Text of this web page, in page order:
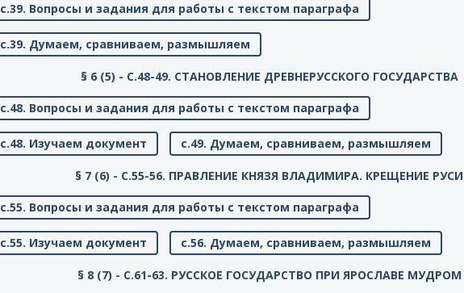
с.39. Вопросы и задания для работы с текстом параграфа
с.39. Думаем, сравниваем, размышляем
§ 6 (5) - C.48-49. СТАНОВЛЕНИЕ ДРЕВНЕРУССКОГО ГОСУДАРСТВА
с.48. Вопросы и задания для работы с текстом параграфа
с.48. Изучаем документ с.49. Думаем, сравниваем, размышляем
§ 7 (6) - C.55-56. ПРАВЛЕНИЕ КНЯЗЯ ВЛАДИМИРА. КРЕЩЕНИЕ РУСИ
с.55. Вопросы и задания для работы с текстом параграфа
с.55. Изучаем документ с.56. Думаем, сравниваем, размышляем
§ 8 (7) - C.61-63. РУССКОЕ ГОСУДАРСТВО ПРИ ЯРОСЛАВЕ МУДРОМ